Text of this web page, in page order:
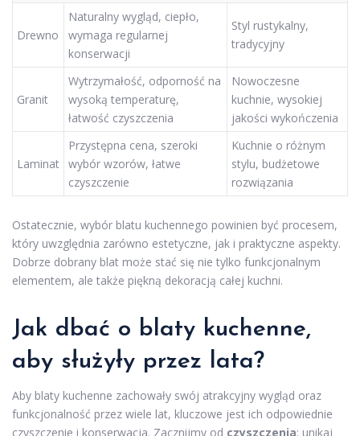
Drewno
Naturalny wygląd, ciepło,
wymaga regularnej
konserwacji
Styl rustykalny,
tradycyjny
Granit
Wytrzymałość, odporność na
wysoką temperaturę,
łatwość czyszczenia
Nowoczesne
kuchnie, wysokiej
jakości wykończenia
Laminat
Przystępna cena, szeroki
wybór wzorów, łatwe
czyszczenie
Kuchnie o różnym
stylu, budżetowe
rozwiązania
Ostatecznie, wybór blatu kuchennego powinien być procesem,
który uwzględnia zarówno estetyczne, jak i praktyczne aspekty.
Dobrze dobrany blat może stać się nie tylko funkcjonalnym
elementem, ale także piękną dekoracją całej kuchni.
Jak dbać o blaty kuchenne,
aby służyły przez lata?
Aby blaty kuchenne zachowały swój atrakcyjny wygląd oraz
funkcjonalność przez wiele lat, kluczowe jest ich odpowiednie
czyszczenie i konserwacja. Zacznijmy od czyszczenia: unikaj